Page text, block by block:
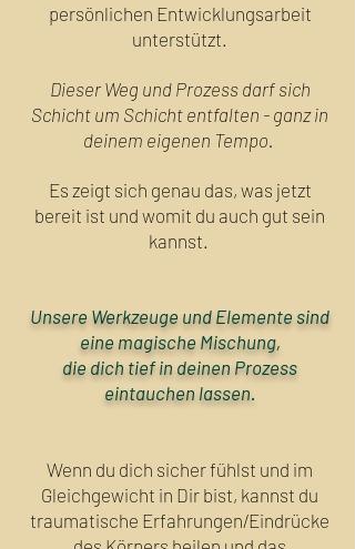
persönlichen Entwicklungsarbeit
unterstützt.
Dieser Weg und Prozess darf sich
Schicht um Schicht entfalten - ganz in
deinem eigenen Tempo.
Es zeigt sich genau das, was jetzt
bereit ist und womit du auch gut sein
kannst.
Unsere Werkzeuge und Elemente sind
eine magische Mischung,
die dich tief in deinen Prozess
eintauchen lassen.
Wenn du dich sicher fühlst und im
Gleichgewicht in Dir bist, kannst du
traumatische Erfahrungen/Eindrücke